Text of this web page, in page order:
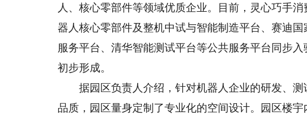
人、核心零部件等领域优质企业。目前，灵心巧手
器人核心零部件及整机中试与智能制造平台、赛迪
服务平台、清华智能测试平台等公共服务平台同步
初步形成。
据园区负责人介绍，针对机器人企业的研发、测
品质，园区量身定制了专业化的空间设计。园区楼